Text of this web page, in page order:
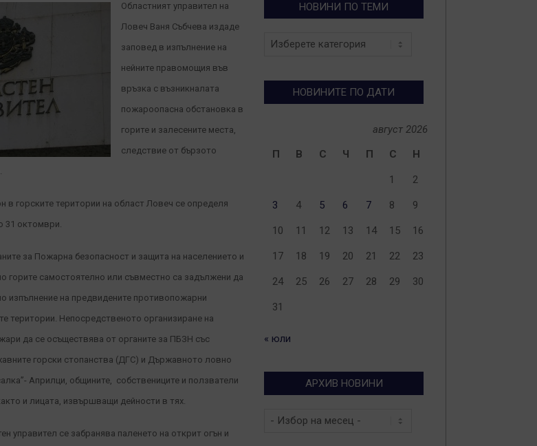
Областният управител на
Ловеч Ваня Събчева издаде
заповед в изпълнение на
нейните правомощия във
връзка с възникналата
пожароопасна обстановка в
горите и залесените места,
следствие от бързото
в горските територии на област Ловеч се определя
31 октомври.
за Пожарна безопасност и защита на населението и
горите самостоятелно или съвместно са задължени да
изпълнение на предвидените противопожарни
територии. Непосредственото организиране на
да се осъществява от органите за ПБЗН със
горски стопанства (ДГС) и Държавното ловно
Априлци, общините, собствениците и ползватели
и лицата, извършващи дейности в тях.
управител се забранява паленето на открит огън и
НОВИНИ ПО ТЕМИ
Новини
НОВИНИТЕ ПО ДАТИ
август 2026
П
В С Ч П С Н
1 2
3 4 5 6 7 8 9
10 11 12 13 14 15 16
17 18 19 20 21 22 23
24 25 26 27 28 29 30
31
« юли
АРХИВ НОВИНИ
Архив